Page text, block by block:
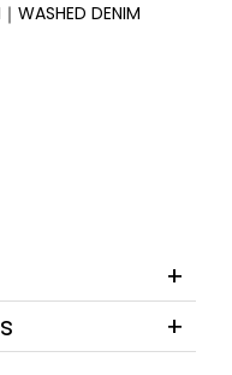
WASHED DENIM